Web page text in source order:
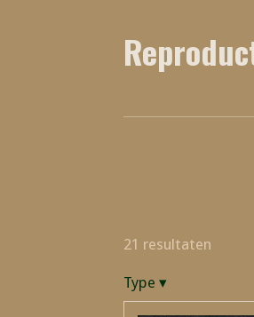
21 resultaten
Type ▾